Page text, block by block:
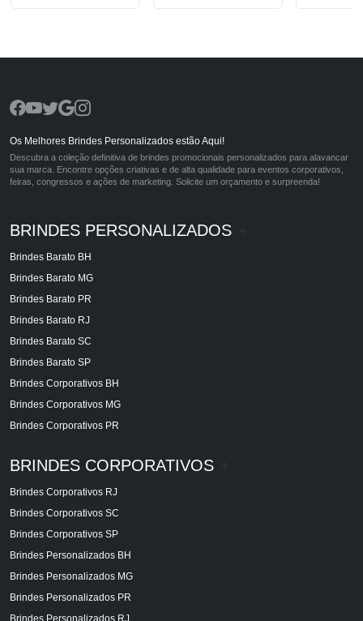
Os Melhores Brindes Personalizados estão Aqui!
Descubra a coleção definitiva de brindes promocionais personalizados para alavancar
sua marca. Encontre opções criativas e de alta qualidade para eventos corporativos,
feiras, congressos e ações de marketing. Solicite um orçamento e surpreenda!
BRINDES PERSONALIZADOS
Brindes Barato BH
Brindes Barato MG
Brindes Barato PR
Brindes Barato RJ
Brindes Barato SC
Brindes Barato SP
Brindes Corporativos BH
Brindes Corporativos MG
Brindes Corporativos PR
BRINDES CORPORATIVOS
Brindes Corporativos RJ
Brindes Corporativos SC
Brindes Corporativos SP
Brindes Personalizados BH
Brindes Personalizados MG
Brindes Personalizados PR
Brindes Personalizados RJ